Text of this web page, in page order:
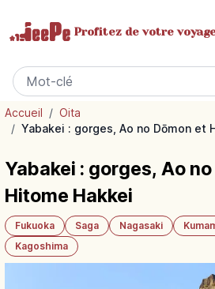
Profitez de votre
Accueil / Oita
/ Yabakei : gorges, Ao no Dōmon et
Yabakei : gorges, Ao
Hitome Hakkei
Fukuoka Saga Nagasaki
Kagoshima